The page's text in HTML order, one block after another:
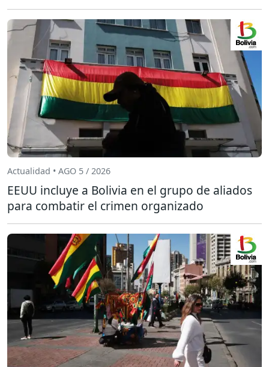
Actualidad • AGO 5 / 2026
EEUU incluye a Bolivia en el grupo de aliados
para combatir el crimen organizado